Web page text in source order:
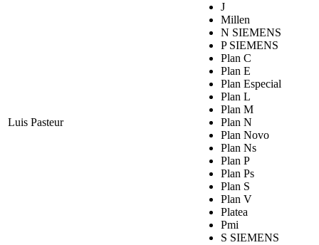
Luis Pasteur
J
Millen
N SIEMENS
P SIEMENS
Plan C
Plan E
Plan Especial
Plan L
Plan M
Plan N
Plan Novo
Plan Ns
Plan P
Plan Ps
Plan S
Plan V
Platea
Pmi
S SIEMENS